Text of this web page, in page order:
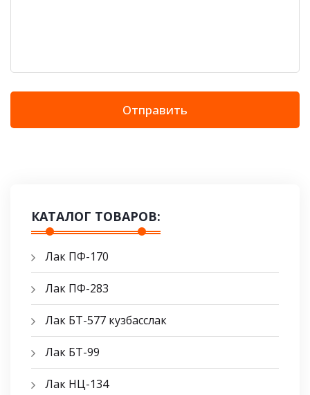
Отправить
КАТАЛОГ ТОВАРОВ:
Лак ПФ-170
Лак ПФ-283
Лак БТ-577 кузбасслак
Лак БТ-99
Лак НЦ-134